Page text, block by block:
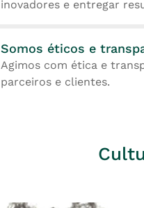
inovadores e entregar
Somos éticos e
Agimos com ética e
parceiros e clientes.